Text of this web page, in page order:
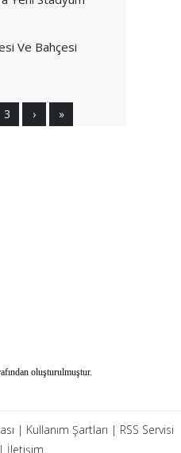
Ve Bahçesi
3 › »
oluşturulmuştur.
| Kullanım Şartları | RSS Servisi
İletişim